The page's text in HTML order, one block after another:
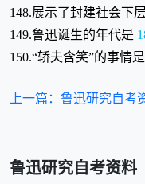
148.展示了封建社会下
149.鲁迅诞生的年代是
150.“轿夫含笑”的事情
上一篇：鲁迅研究自考
鲁迅研究自考资料